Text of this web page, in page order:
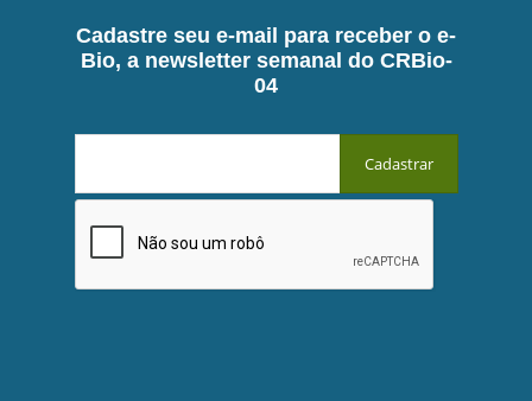
Cadastre seu e-mail para receber o e-
Bio, a newsletter semanal do CRBio-
04